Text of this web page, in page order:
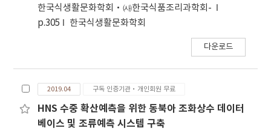
한국식생활문화학회·㈔한국식품조리과학회-
p.305
한국식생활문화학회
다운로드
2019.04 구독 인증기관·개인회원 무료
HNS 수중 확산예측을 위한 동북아 조화상수 데이터
베이스 및 조류예측 시스템 구축